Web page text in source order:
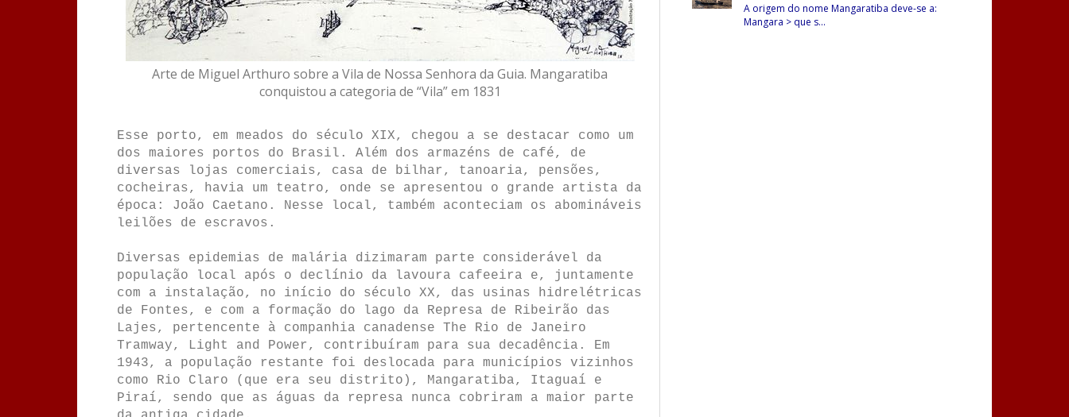
Arte de Miguel Arthuro sobre a Vila de Nossa Senhora da Guia. Mangaratiba
conquistou a categoria de “Vila” em 1831
Esse porto, em meados do século XIX, chegou a se destacar como um
dos maiores portos do Brasil. Além dos armazéns de café, de
diversas lojas comerciais, casa de bilhar, tanoaria, pensões,
cocheiras, havia um teatro, onde se apresentou o grande artista da
época: João Caetano. Nesse local, também aconteciam os abomináveis
leilões de escravos.
Diversas epidemias de malária dizimaram parte considerável da
população local após o declínio da lavoura cafeeira e, juntamente
com a instalação, no início do século XX, das usinas hidrelétricas
de Fontes, e com a formação do lago da Represa de Ribeirão das
Lajes, pertencente à companhia canadense The Rio de Janeiro
Tramway, Light and Power, contribuíram para sua decadência. Em
1943, a população restante foi deslocada para municípios vizinhos
como Rio Claro (que era seu distrito), Mangaratiba, Itaguaí e
Piraí, sendo que as águas da represa nunca cobriram a maior parte
A origem do nome Mangaratiba deve-se a:
Mangara > que s...